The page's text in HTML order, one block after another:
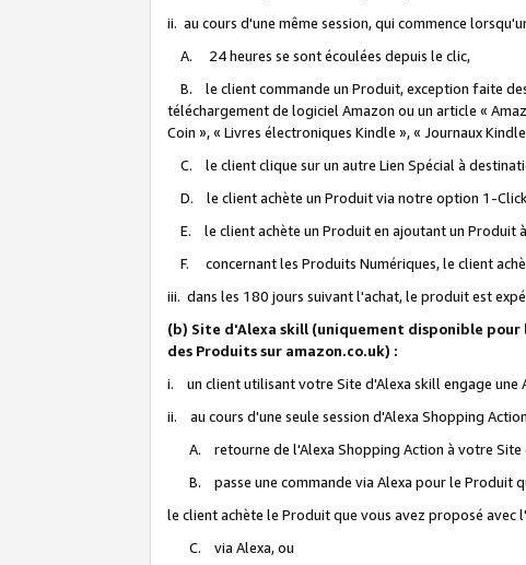
ii. au cours d'une même session, qui commence
A. 24 heures se sont écoulées depuis le clic,
B. le client commande un Produit, exception faite
téléchargement de logiciel Amazon ou un article «
Coin », « Livres électroniques Kindle », « Journaux
C. le client clique sur un autre Lien Spécial à
D. le client achète un Produit via notre option 1-
E. le client achète un Produit en ajoutant un Produit
F. concernant les Produits Numériques, le client
iii. dans les 180 jours suivant l'achat, le produit est
(b) Site d'Alexa skill (uniquement disponible
des Produits sur amazon.co.uk) :
i. un client utilisant votre Site d'Alexa skill engage une
ii. au cours d'une seule session d'Alexa Shopping
A. retourne de l'Alexa Shopping Action à votre Site
B. passe une commande via Alexa pour le Produit
le client achète le Produit que vous avez proposé avec
C. via Alexa, ou